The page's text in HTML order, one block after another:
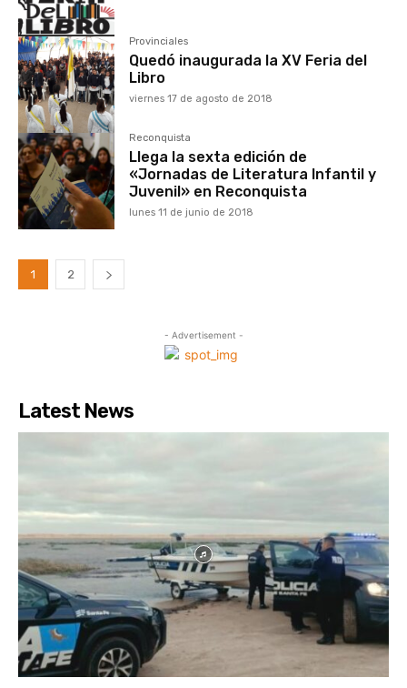
Provinciales
Quedó inaugurada la XV Feria del
Libro
viernes 17 de agosto de 2018
Reconquista
Llega la sexta edición de
«Jornadas de Literatura Infantil y
Juvenil» en Reconquista
lunes 11 de junio de 2018
1 2
- Advertisement -
Latest News